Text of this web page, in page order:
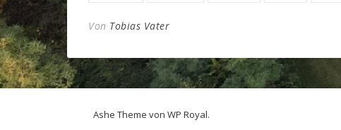
Von Tobias Vater
Ashe Theme von WP Royal.